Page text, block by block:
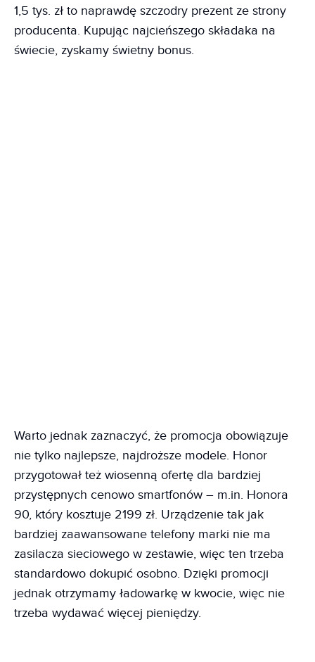
1,5 tys. zł to naprawdę szczodry prezent ze strony
producenta. Kupując najcieńszego składaka na
świecie, zyskamy świetny bonus.
Warto jednak zaznaczyć, że promocja obowiązuje
nie tylko najlepsze, najdroższe modele. Honor
przygotował też wiosenną ofertę dla bardziej
przystępnych cenowo smartfonów – m.in. Honora
90, który kosztuje 2199 zł. Urządzenie tak jak
bardziej zaawansowane telefony marki nie ma
zasilacza sieciowego w zestawie, więc ten trzeba
standardowo dokupić osobno. Dzięki promocji
jednak otrzymamy ładowarkę w kwocie, więc nie
trzeba wydawać więcej pieniędzy.